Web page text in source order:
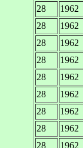
28 1962
28 1962
28 1962
28 1962
28 1962
28 1962
28 1962
28 1962
28 1962